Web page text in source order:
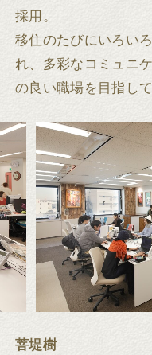
採用。
移住のたびにいろい
れ、多彩なコミュニ
の良い職場を目指して
菩堤樹